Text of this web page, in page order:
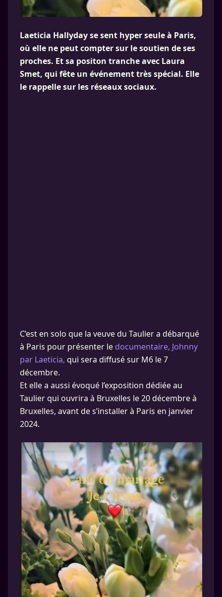
Laeticia Hallyday se sent hyper seule à Paris,
où elle ne peut compter sur le soutien de ses
proches. Et sa positon tranche avec Laura
Smet, qui fête un événement très spécial. Elle
le rappelle sur les réseaux sociaux.
C’est en solo que la veuve du Taulier a débarqué
à Paris pour présenter le documentaire, Johnny
par Laeticia, qui sera diffusé sur M6 le 7
décembre.
Et elle a aussi évoqué l’exposition dédiée au
Taulier qui ouvrira à Bruxelles le 20 décembre à
Bruxelles, avant de s’installer à Paris en janvier
2024.